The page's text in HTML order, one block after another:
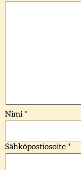
Nimi *
Sähköpostiosoite *